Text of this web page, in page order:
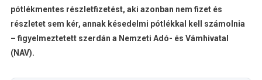
pótlékmentes részletfizetést, aki azonban nem fizet és
részletet sem kér, annak késedelmi pótlékkal kell számolnia
– figyelmeztetett szerdán a Nemzeti Adó- és Vámhivatal
(NAV).